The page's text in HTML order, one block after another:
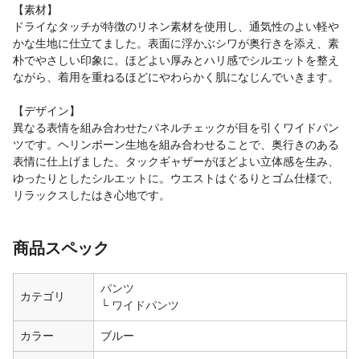
【素材】
ドライなタッチが特徴のリネン素材を使用し、通気性のよい軽や
かな生地に仕立てました。表面に浮かぶシワが奥行きを添え、素
朴でやさしい印象に。ほどよい厚みとハリ感でシルエットを整え
ながら、着用を重ねるほどにやわらかく肌になじんでいきます。
【デザイン】
異なる表情を組み合わせたパネルチェックが目を引くワイドパン
ツです。ヘリンボーン生地を組み合わせることで、奥行きのある
表情に仕上げました。タックギャザーがほどよい立体感を生み、
ゆったりとしたシルエットに。ウエストはぐるりとゴム仕様で、
リラックスしたはき心地です。
商品スペック
カテゴリ
パンツ
ワイドパンツ
カラー ブルー